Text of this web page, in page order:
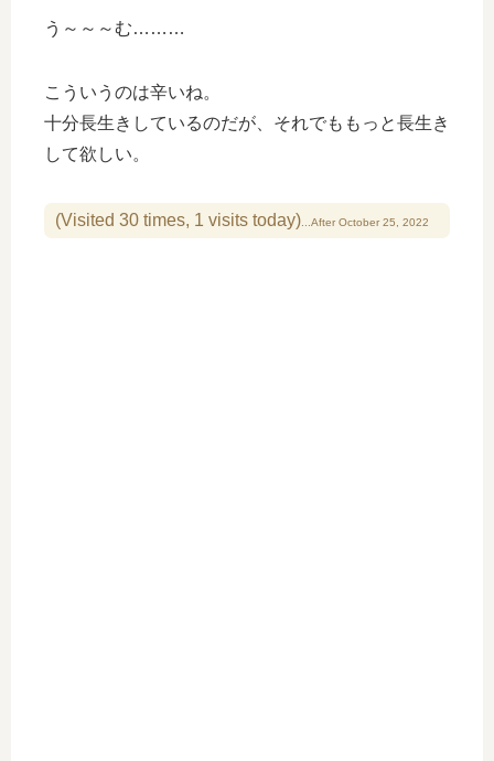
う～～～む………
こういうのは辛いね。
十分長生きしているのだが、それでももっと長生き
して欲しい。
(Visited 30 times, 1 visits today)